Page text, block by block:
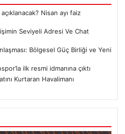
Nisan ayı faiz
Seviyeli Adresi Ve Chat
Bölgesel Güç Birliği ve Yeni
ilk resmi idmanına çıktı
Kurtaran Havalimanı